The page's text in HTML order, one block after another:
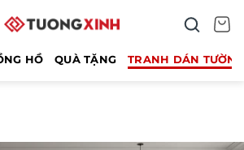
HỒ QUÀ TẶNG TRANH DÁN